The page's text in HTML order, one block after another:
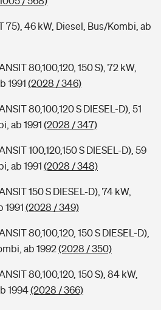
75), 46 kW, Diesel, Bus/Kombi, ab
80,100,120, 150 S), 72 kW,
1991 (2028 / 346)
80,100,120 S DIESEL-D), 51
ab 1991 (2028 / 347)
100,120,150 S DIESEL-D), 59
ab 1991 (2028 / 348)
150 S DIESEL-D), 74 kW,
1991 (2028 / 349)
80,100,120, 150 S DIESEL-D),
ab 1992(2028 / 350)
80,100,120, 150 S), 84 kW,
1994(2028 / 366)